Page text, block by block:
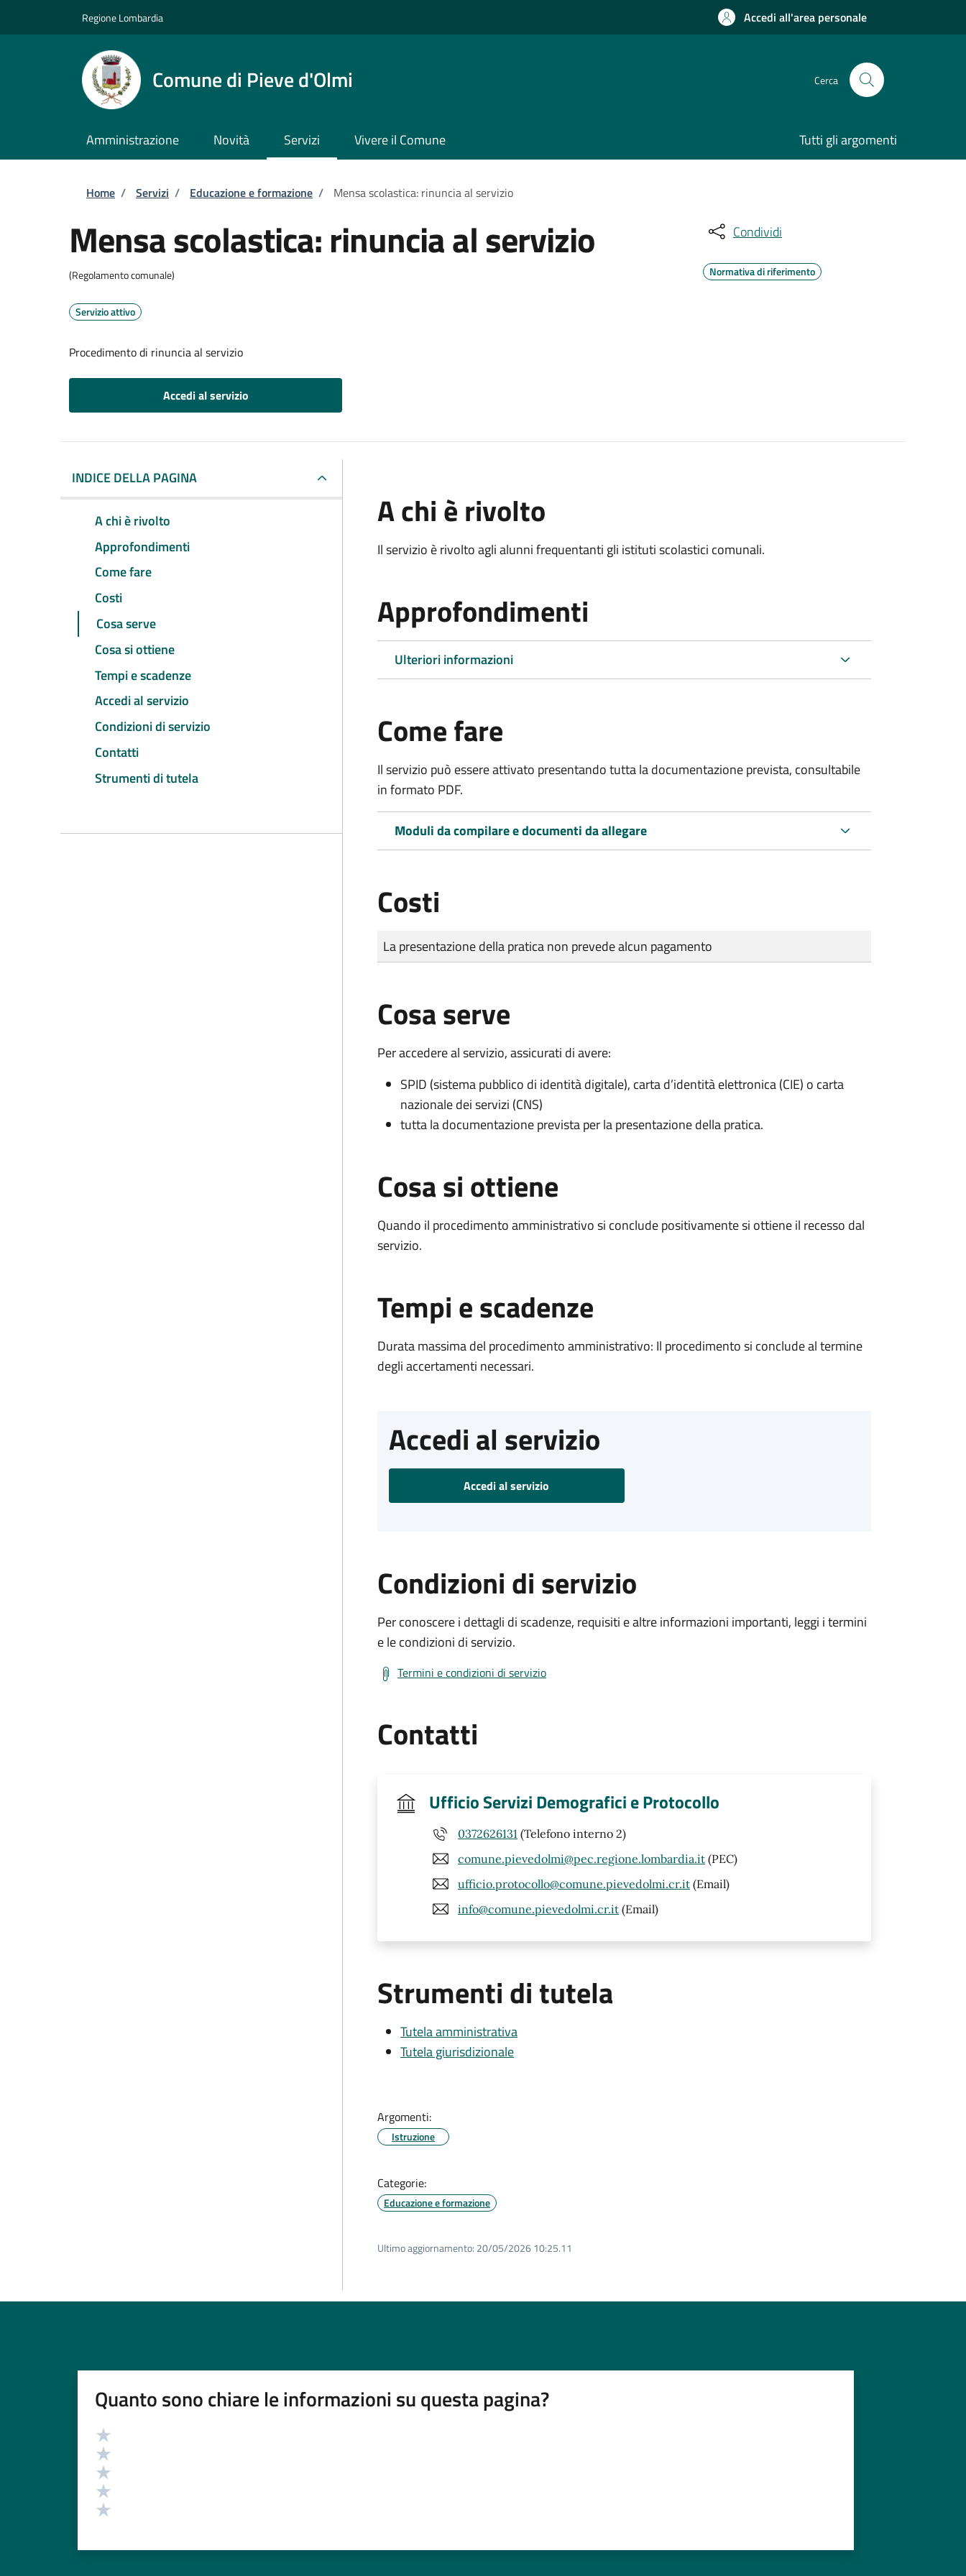
Regione Lombardia Accedi all'area personale
Comune di Pieve d'Olmi Cerca
Amministrazione Novità Servizi Vivere il Comune Tutti gli argomenti
Briciole di pane
Home / Servizi / Educazione e formazione / Mensa scolastica: rinuncia al servizio
Mensa scolastica: rinuncia al servizio
(Regolamento comunale)
Servizio attivo
Procedimento di rinuncia al servizio
Accedi al servizio
Condividi
Normativa di riferimento
INDICE DELLA PAGINA
A chi è rivolto
Approfondimenti
Come fare
Costi
Cosa serve
Cosa si ottiene
Tempi e scadenze
Accedi al servizio
Condizioni di servizio
Contatti
Strumenti di tutela
A chi è rivolto
Il servizio è rivolto agli alunni frequentanti gli istituti scolastici comunali.
Approfondimenti
Ulteriori informazioni
Come fare
Il servizio può essere attivato presentando tutta la documentazione prevista, consultabile
in formato PDF.
Moduli da compilare e documenti da allegare
Costi
Tipo di pagamento
Importo
La presentazione della pratica non prevede alcun pagamento
Cosa serve
Per accedere al servizio, assicurati di avere:
SPID (sistema pubblico di identità digitale), carta d’identità elettronica (CIE) o carta
nazionale dei servizi (CNS)
tutta la documentazione prevista per la presentazione della pratica.
Cosa si ottiene
Quando il procedimento amministrativo si conclude positivamente si ottiene il recesso dal
servizio.
Tempi e scadenze
Durata massima del procedimento amministrativo: Il procedimento si conclude al termine
degli accertamenti necessari.
Accedi al servizio
Accedi al servizio
Condizioni di servizio
Per conoscere i dettagli di scadenze, requisiti e altre informazioni importanti, leggi i termini
e le condizioni di servizio.
Termini e condizioni di servizio
Contatti
Ufficio Servizi Demografici e Protocollo
0372626131 (Telefono interno 2)
comune.pievedolmi@pec.regione.lombardia.it (PEC)
ufficio.protocollo@comune.pievedolmi.cr.it (Email)
info@comune.pievedolmi.cr.it (Email)
Strumenti di tutela
Tutela amministrativa
Tutela giurisdizionale
Argomenti:
Istruzione
Categorie:
Educazione e formazione
Ultimo aggiornamento: 20/05/2026 10:25.11
Quanto sono chiare le informazioni su questa pagina?
Valutazione